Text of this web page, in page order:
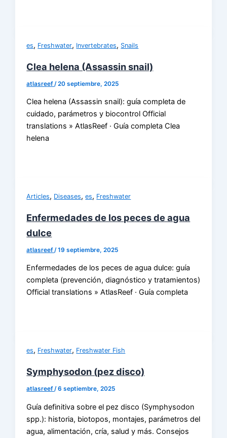
es, Freshwater, Invertebrates, Snails
Clea helena (Assassin snail)
atlasreef /20 septiembre, 2025
Clea helena (Assassin snail): guía completa de
cuidado, parámetros y biocontrol Official
translations » AtlasReef · Guía completa Clea
helena
Articles, Diseases,es, Freshwater
Enfermedades de los peces de agua
dulce
atlasreef/19 septiembre, 2025
Enfermedades de los peces de agua dulce: guía
completa (prevención, diagnóstico y tratamientos)
Official translations » AtlasReef · Guía completa
es, Freshwater, Freshwater Fish
Symphysodon (pez disco)
atlasreef/6 septiembre, 2025
Guía definitiva sobre el pez disco (Symphysodon
spp.): historia, biotopos, montajes, parámetros del
agua, alimentación, cría, salud y más. Consejos